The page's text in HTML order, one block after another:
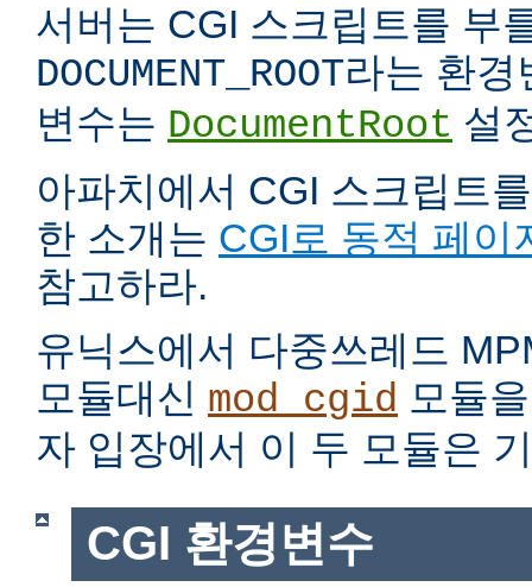
서버는 CGI 스크립트를 부
DOCUMENT_ROOT라는 환경
변수는 DocumentRoot 설
아파치에서 CGI 스크립트
한 소개는 CGI로 동적 페이
참고하라.
유닉스에서 다중쓰레드
모듈대신 mod_cgid 모듈
자 입장에서 이 두 모듈은
CGI 환경변수